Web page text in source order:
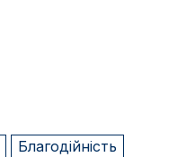
Благодійність